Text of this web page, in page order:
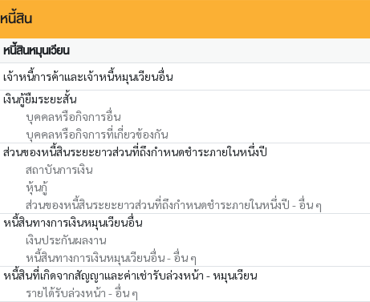
หนี้สิน
หนี้สินหมุนเวียน
เจ้าหนี้การค้าและเจ้าหนี้หมุนเวียนอื่น
เงินกู้ยืมระยะสั้น
บุคคลหรือกิจการอื่น
บุคคลหรือกิจการที่เกี่ยวข้องกัน
ส่วนของหนี้สินระยะยาวส่วนที่ถึงกำหนดชำระภายในหนึ่งปี
สถาบันการเงิน
หุ้นกู้
ส่วนของหนี้สินระยะยาวส่วนที่ถึงกำหนดชำระภายในหนึ่งปี - อื่น ๆ
หนี้สินทางการเงินหมุนเวียนอื่น
เงินประกันผลงาน
หนี้สินทางการเงินหมุนเวียนอื่น - อื่น ๆ
หนี้สินที่เกิดจากสัญญาและค่าเช่ารับล่วงหน้า - หมุนเวียน
รายได้รับล่วงหน้า - อื่น ๆ